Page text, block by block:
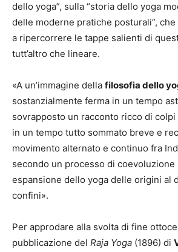
dello yoga”, sulla “storia dello yoga
delle moderne pratiche posturali”,
a ripercorrere le tappe salienti di
tutt’altro che lineare.
«A un’immagine della filosofia dello
sostanzialmente ferma in un tempo
sovrapposto un racconto ricco di
in un tempo tutto sommato breve e
movimento alternato e continuo fra
secondo un processo di
espansione dello yoga delle origini al
confini».
Per approdare alla svolta di fine
pubblicazione del Raja Yoga (1896) di